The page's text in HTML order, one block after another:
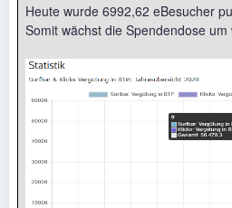
Heute wurde 6992,62 eBesucher
Somit wächst die Spendendose